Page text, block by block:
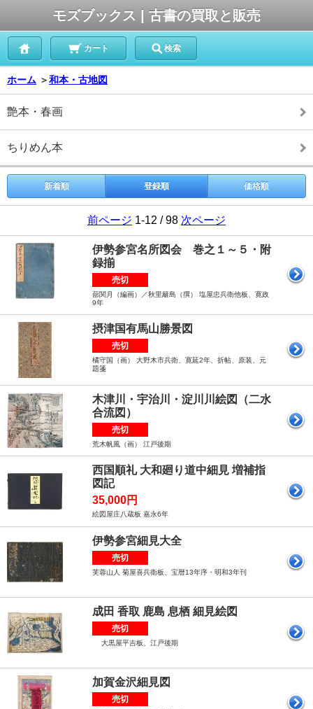
モズブックス | 古書の買取と販売
カート 検索
ホーム ＞和本・古地図
艶本・春画
ちりめん本
新着順 登録順 価格順
前ページ 1-12 / 98 次ページ
伊勢参宮名所図会 巻之１～５・附
録揃
売切
蔀関月（編画）／秋里籬島（撰） 塩屋忠兵衛他板、寛政
9年
摂津国有馬山勝景図
売切
橘守国（画） 大野木市兵衛、寛延2年、折帖、原装、元
題箋
木津川・宇治川・淀川川絵図（二水
合流図）
売切
荒木帆風（画） 江戸後期
西国順礼 大和廻り道中細見 増補指
図記
35,000円
絵図屋庄八蔵板 嘉永6年
伊勢参宮細見大全
売切
芙蓉山人 菊屋喜兵衛板、宝暦13年序・明和3年刊
成田 香取 鹿島 息栖 細見絵図
売切
大黒屋平吉板、江戸後期
加賀金沢細見図
売切